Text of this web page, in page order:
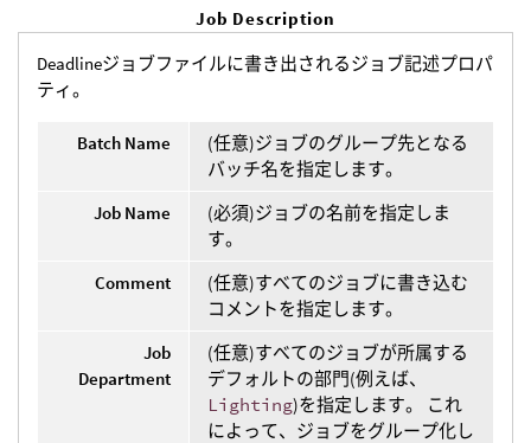
Job Description
Deadlineジョブファイルに書き出されるジョブ記述プロパ
ティ。
Batch Name
(任意)ジョブのグループ先となる
バッチ名を指定します。
Job Name
(必須)ジョブの名前を指定しま
す。
Comment
(任意)すべてのジョブに書き込む
コメントを指定します。
Job
Department
(任意)すべてのジョブが所属する
デフォルトの部門(例えば、
Lighting)を指定します。 これ
によって、ジョブをグループ化し